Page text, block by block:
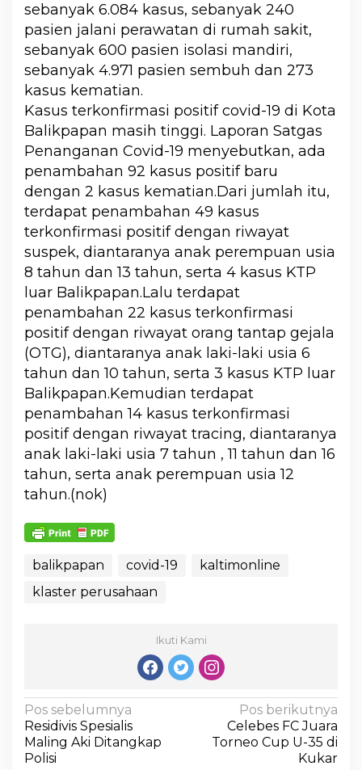
sebanyak 6.084 kasus, sebanyak 240
pasien jalani perawatan di rumah sakit,
sebanyak 600 pasien isolasi mandiri,
sebanyak 4.971 pasien sembuh dan 273
kasus kematian.
Kasus terkonfirmasi positif covid-19 di Kota
Balikpapan masih tinggi. Laporan Satgas
Penanganan Covid-19 menyebutkan, ada
penambahan 92 kasus positif baru
dengan 2 kasus kematian.Dari jumlah itu,
terdapat penambahan 49 kasus
terkonfirmasi positif dengan riwayat
suspek, diantaranya anak perempuan usia
8 tahun dan 13 tahun, serta 4 kasus KTP
luar Balikpapan.Lalu terdapat
penambahan 22 kasus terkonfirmasi
positif dengan riwayat orang tantap gejala
(OTG), diantaranya anak laki-laki usia 6
tahun dan 10 tahun, serta 3 kasus KTP luar
Balikpapan.Kemudian terdapat
penambahan 14 kasus terkonfirmasi
positif dengan riwayat tracing, diantaranya
anak laki-laki usia 7 tahun , 11 tahun dan 16
tahun, serta anak perempuan usia 12
tahun.(nok)
balikpapan covid-19
kaltimonline
klaster perusahaan
Ikuti Kami
Pos sebelumnya
Residivis Spesialis
Maling Aki Ditangkap
Polisi
Pos berikutnya
Celebes FC Juara
Torneo Cup U-35 di
Kukar